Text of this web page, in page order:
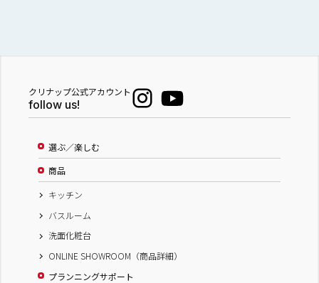
クリナップ公式アカウント
follow us!
選ぶ／楽しむ
商品
キッチン
バスルーム
洗面化粧台
ONLINE SHOWROOM（商品詳細）
プランニングサポート